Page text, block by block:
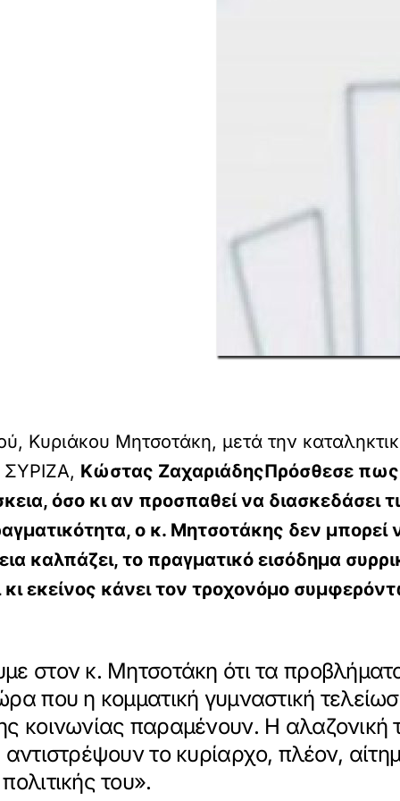
Κυριάκου Μητσοτάκη, μετά την
Κώστας ΖαχαριάδηςΠρόσθεσε πως
όσο κι αν προσπαθεί να διασκεδάσει
ο κ. Μητσοτάκης δεν μπορεί
καλπάζει, το πραγματικό εισόδημα
εκείνος κάνει τον τροχονόμο
στον κ. Μητσοτάκη ότι τα
που η κομματική γυμναστική
κοινωνίας παραμένουν. Η αλαζονική
το κυρίαρχο, πλέον,
του».